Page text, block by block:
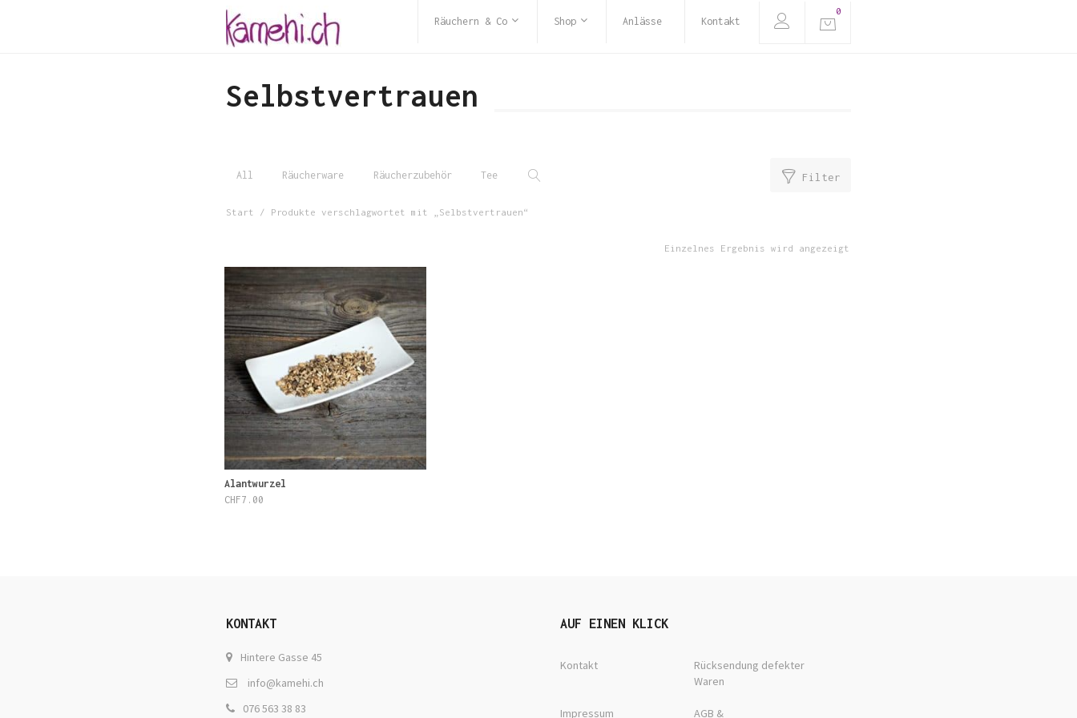
Räuchern & Co Shop Anlässe Kontakt
0
Selbstvertrauen
All Räucherware Räucherzubehör Tee Filter
Start / Produkte verschlagwortet mit „Selbstvertrauen“
Einzelnes Ergebnis wird angezeigt
Alantwurzel
CHF7.00
KONTAKT
Hintere Gasse 45
info@kamehi.ch
076 563 38 83
AUF EINEN KLICK
Kontakt
Rücksendung defekter
Waren
Impressum AGB &